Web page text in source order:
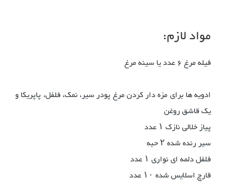
مواد لازم:
فیله مرغ ۶ عدد یا سینه مرغ
ادویه ها برای مزه دار کردن مرغ پودر سیر، نمک، فلفل، پاپریکا و
یک قاشق روغن
پیاز خلالی نازک ۱ عدد
سیر رنده شده ۲ حبه
فلفل دلمه ای نواری ۱ عدد
قارچ اسلایس شده ۱۰ عدد